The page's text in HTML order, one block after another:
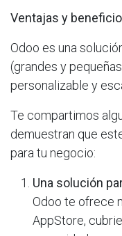
Ventajas y
Odoo es una
(grandes y
personalizable y
Te compartimos
demuestran que
para tu negocio:
Una solución
Odoo te ofrece
AppStore,